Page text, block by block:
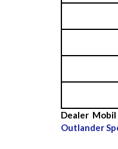
Dealer
Outlander